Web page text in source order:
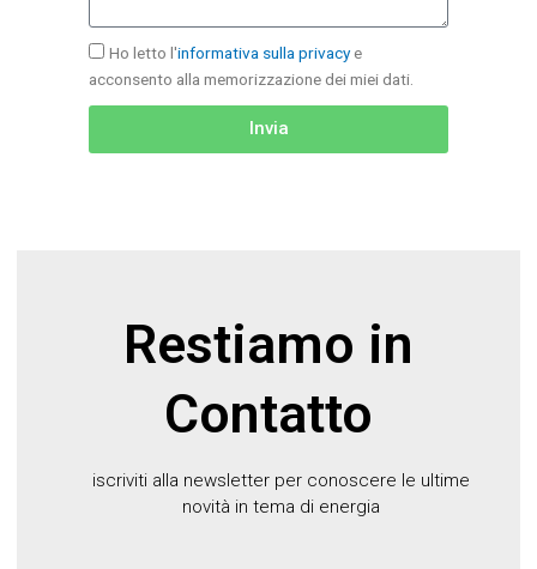
Ho letto l'informativa sulla privacye
acconsento alla memorizzazione dei miei dati.
Invia
Restiamo in
Contatto
iscriviti alla newsletter per conoscere le ultime
novità in tema di energia